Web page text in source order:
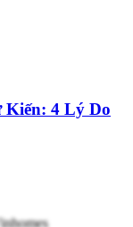
Kiến: 4 Lý Do